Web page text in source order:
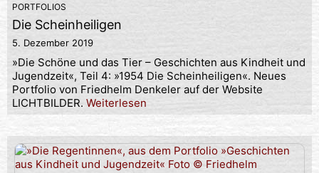
PORTFOLIOS
Die Scheinheiligen
5. Dezember 2019
»Die Schöne und das Tier – Geschichten aus Kindheit und
Jugendzeit«, Teil 4: »1954 Die Scheinheiligen«. Neues
Portfolio von Friedhelm Denkeler auf der Website
LICHTBILDER. Weiterlesen